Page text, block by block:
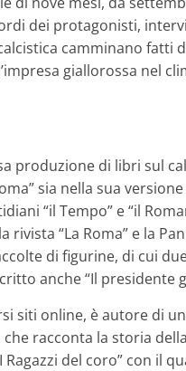
dei protagonisti,
camminano fatti
giallorossa nel
produzione di libri sul
sia nella sua
“il Tempo” e “il
rivista “La Roma” e la
di figurine, di cui
anche “Il presidente
siti online, è autore di
racconta la storia
del coro” con il